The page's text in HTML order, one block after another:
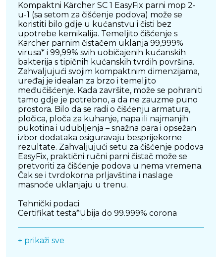
Kompaktni Kärcher SC 1 EasyFix parni mop 2-
u-1 (sa setom za čišćenje podova) može se
koristiti bilo gdje u kućanstvu i čisti bez
upotrebe kemikalija. Temeljito čišćenje s
Kärcher parnim čistačem uklanja 99,999%
virusa* i 99,99% svih uobičajenih kućanskih
bakterija s tipičnih kućanskih tvrdih površina.
Zahvaljujući svojim kompaktnim dimenzijama,
uređaj je idealan za brzo i temeljito
međučišćenje. Kada završite, može se pohraniti
tamo gdje je potrebno, a da ne zauzme puno
prostora. Bilo da se radi o čišćenju armatura,
pločica, ploča za kuhanje, napa ili najmanjih
pukotina i udubljenja – snažna para i opsežan
izbor dodataka osiguravaju besprijekorne
rezultate. Zahvaljujući setu za čišćenje podova
EasyFix, praktični ručni parni čistač može se
pretvoriti za čišćenje podova u nema vremena.
Čak se i tvrdokorna prljavština i naslage
masnoće uklanjaju u trenu.
Tehnički podaci
Certifikat testa*Ubija do 99.999% corona
(otprilike) (m2)pribl. 20
+ prikaži sve